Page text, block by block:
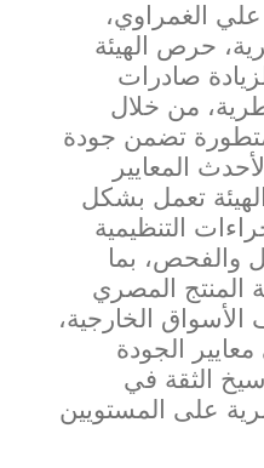
علي الغمراوي،
حرص الهيئة
صادرات
من خلال
تضمن جودة
المعايير
تعمل بشكل
التنظيمية
والفحص، بما
المنتج المصري
الخارجية،
الجودة
يخ الثقة في
على المستويين